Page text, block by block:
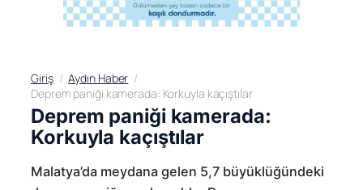
Giriş
Aydın Haber
Deprem paniği kamerada: Korkuyla kaçıştılar
Deprem paniği kamerada:
Korkuyla kaçıştılar
Malatya’da meydana gelen 5,7 büyüklüğündeki